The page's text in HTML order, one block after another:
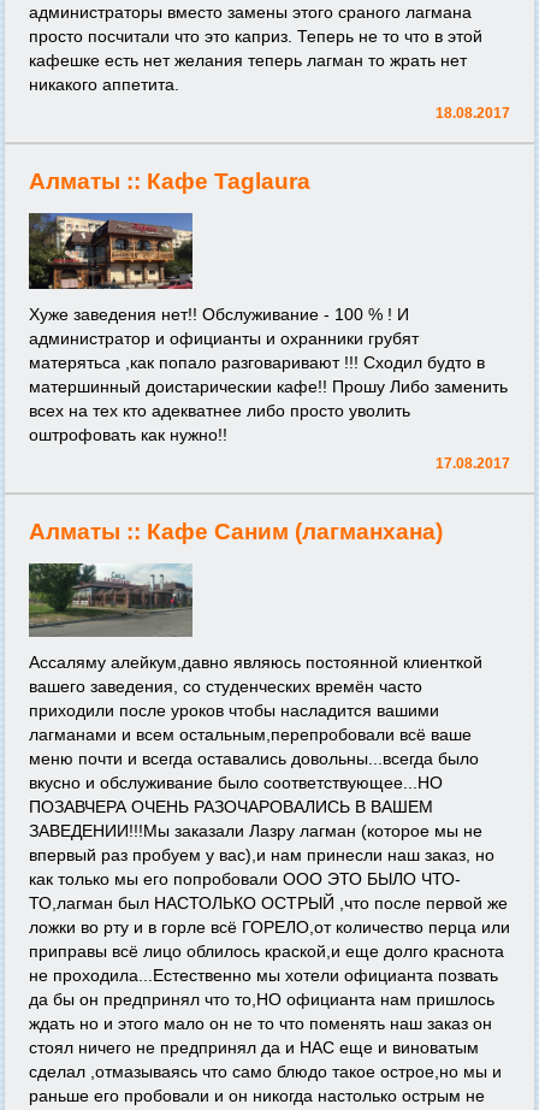
администраторы вместо замены этого сраного лагмана
просто посчитали что это каприз. Теперь не то что в этой
кафешке есть нет желания теперь лагман то жрать нет
никакого аппетита.
18.08.2017
Алматы :: Кафе Taglaura
Хуже заведения нет!! Обслуживание - 100 % ! И
администратор и официанты и охранники грубят
матерятьса ,как попало разговаривают !!! Сходил будто в
матершинный доистарическии кафе!! Прошу Либо заменить
всех на тех кто адекватнее либо просто уволить
оштрофовать как нужно!!
17.08.2017
Алматы :: Кафе Саним (лагманхана)
Ассаляму алейкум,давно являюсь постоянной клиенткой
вашего заведения, со студенческих времён часто
приходили после уроков чтобы насладится вашими
лагманами и всем остальным,перепробовали всё ваше
меню почти и всегда оставались довольны...всегда было
вкусно и обслуживание было соответствующее...НО
ПОЗАВЧЕРА ОЧЕНЬ РАЗОЧАРОВАЛИСЬ В ВАШЕМ
ЗАВЕДЕНИИ!!!Мы заказали Лазру лагман (которое мы не
впервый раз пробуем у вас),и нам принесли наш заказ, но
как только мы его попробовали ООО ЭТО БЫЛО ЧТО-
ТО,лагман был НАСТОЛЬКО ОСТРЫЙ ,что после первой же
ложки во рту и в горле всё ГОРЕЛО,от количество перца или
приправы всё лицо облилось краской,и еще долго краснота
не проходила...Естественно мы хотели официанта позвать
да бы он предпринял что то,НО официанта нам пришлось
ждать но и этого мало он не то что поменять наш заказ он
стоял ничего не предпринял да и НАС еще и виноватым
сделал ,отмазываясь что само блюдо такое острое,но мы и
раньше его пробовали и он никогда настолько острым не